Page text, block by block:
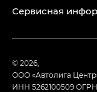
Сервисная
© 2026,
ООО «Автолига
ИНН 5262100509ОГРН